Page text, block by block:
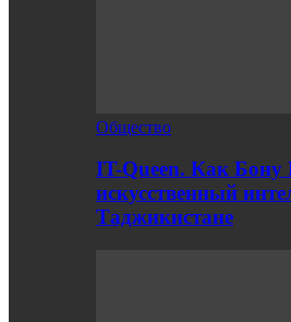
Общество
IT-Queen. Как Бону
искусственный
Таджикистане